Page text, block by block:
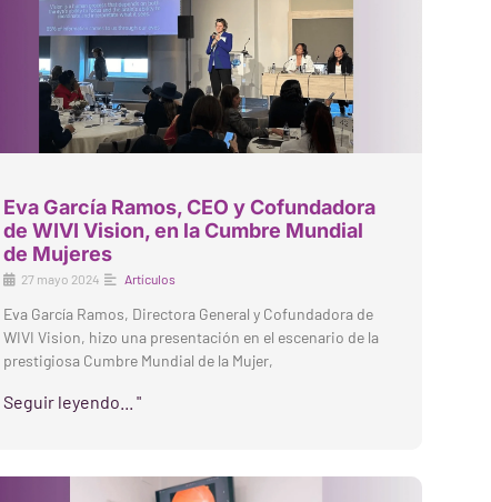
Eva García Ramos, CEO y Cofundadora
de WIVI Vision, en la Cumbre Mundial
de Mujeres
27 mayo 2024 Artículos
Eva García Ramos, Directora General y Cofundadora de
WIVI Vision, hizo una presentación en el escenario de la
prestigiosa Cumbre Mundial de la Mujer,
Seguir leyendo... "